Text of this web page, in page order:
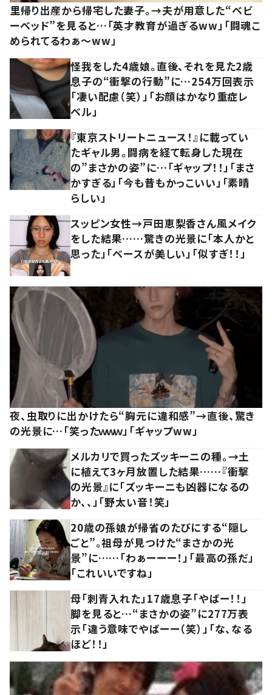
里帰り出産から帰宅した妻子。→夫が用意した“ベビ
ーベッド”を見ると…「英才教育が過ぎるww」「闘魂こ
められてるわぁ～ww」
怪我をした4歳娘。直後、それを見た2歳
息子の“衝撃の行動”に…254万回表示
「凄い配慮（笑）」「お顔はかなり重症レ
ベル」
『東京ストリートニュース！』に載ってい
たギャル男。闘病を経て転身した現在
の”まさかの姿”に…「ギャップ！！」「まさ
かすぎる」「今も昔もかっこいい」「素晴
らしい」
スッピン女性→戸田恵梨香さん風メイク
をした結果……驚きの光景に「本人かと
思った」「ベースが美しい」「似すぎ！！」
夜、虫取りに出かけたら“胸元に違和感”→直後、驚き
の光景に…「笑ったｗｗｗ」「ギャップww」
メルカリで買ったズッキーニの種。→土
に植えて3ヶ月放置した結果……『衝撃
の光景』に「ズッキーニも凶器になるの
か、、」「野太い音！笑」
20歳の孫娘が帰省のたびにする“隠し
ごと”。祖母が見つけた“まさかの光
景”に……「わぁーーー！」「最高の孫だ」
「これいいですね」
母「刺青入れた」17歳息子「やばー！！」
脚を見ると…“まさかの姿”に277万表
示「違う意味でやばーー（笑）」「な、なる
ほど！！」